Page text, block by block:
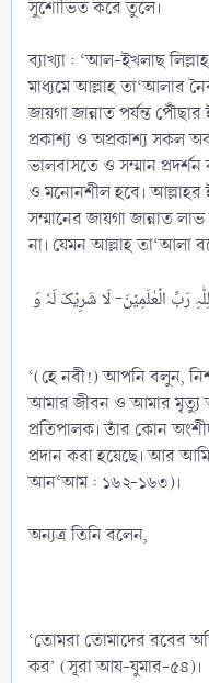
সুশোভিত করে তুলে।
ব্যাখ্যা : ‘আল-ইখলাছ
মাধ্যমে আল্লাহ তা‘আলার
জায়গা জান্নাত পর্যন্ত
প্রকাশ্য ও অপ্রকাশ্য সকল
ভালবাসতে ও সম্মান
ও মনোনশীল হবে। আল্লাহর
সম্মানের জায়গা জান্নাত
না। যেমন আল্লাহ তা‘আলা
رَبِّ الۡعٰلَمِیۡنَ- لَا شَرِیۡکَ لَہٗ وَ
‘(হে নবী!) আপনি বলুন,
আমার জীবন ও আমার মৃত্যু
প্রতিপালক। তাঁর কোন
প্রদান করা হয়েছে। আর
আন‘আম : ১৬২-১৬৩)।
অন্যত্র তিনি বলেন,
‘তোমরা তোমাদের রবের
কর’ (সূরা আয-যুমার-৫৪)।